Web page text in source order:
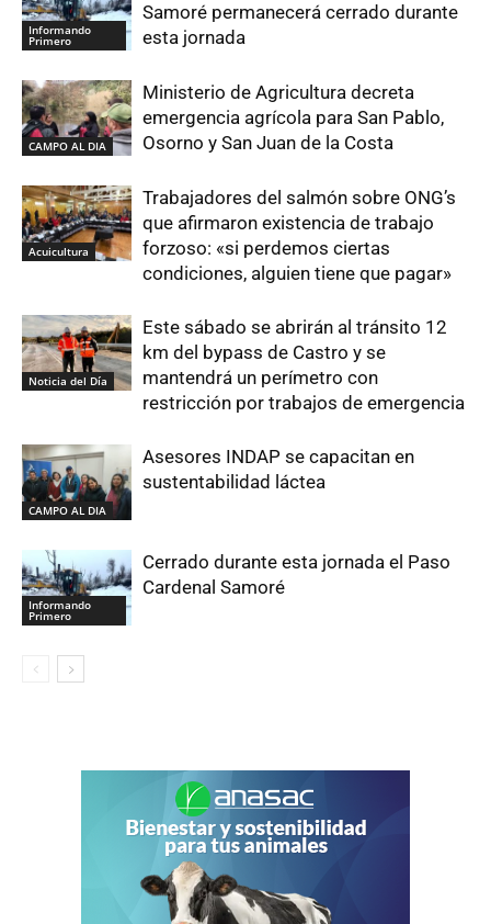
Informando
Primero
Samoré permanecerá cerrado durante
esta jornada
CAMPO AL DIA
Ministerio de Agricultura decreta
emergencia agrícola para San Pablo,
Osorno y San Juan de la Costa
Acuicultura
Trabajadores del salmón sobre ONG’s
que afirmaron existencia de trabajo
forzoso: «si perdemos ciertas
condiciones, alguien tiene que pagar»
Noticia del Día
Este sábado se abrirán al tránsito 12
km del bypass de Castro y se
mantendrá un perímetro con
restricción por trabajos de emergencia
CAMPO AL DIA
Asesores INDAP se capacitan en
sustentabilidad láctea
Informando
Primero
Cerrado durante esta jornada el Paso
Cardenal Samoré